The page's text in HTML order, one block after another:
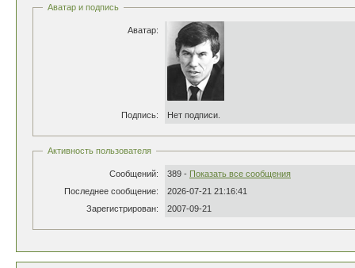
Аватар и подпись
Аватар:
Подпись: Нет подписи.
Активность пользователя
Сообщений: 389 - Показать все сообщения
Последнее сообщение:
2026-07-21 21:16:41
Зарегистрирован:
2007-09-21